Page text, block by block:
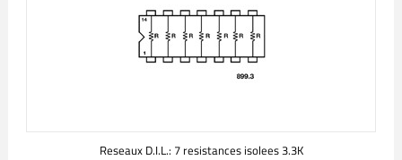
Reseaux D.I.L.: 7 resistances isolees 3.3K